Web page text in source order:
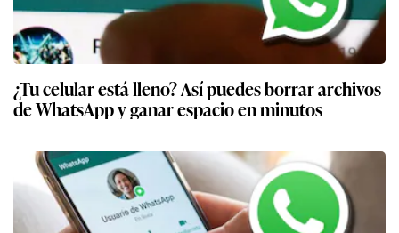
¿Tu celular está lleno? Así puedes borrar archivos
de WhatsApp y ganar espacio en minutos